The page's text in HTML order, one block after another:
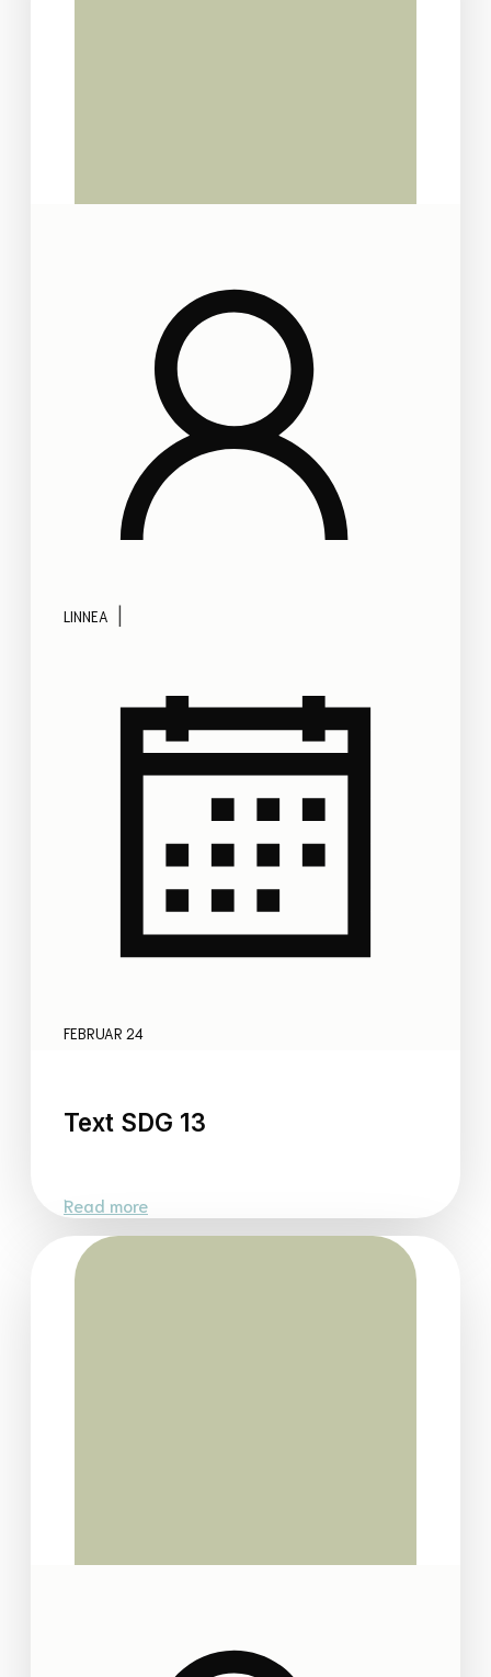
LINNEA
FEBRUAR 24
Text SDG 13
Read more